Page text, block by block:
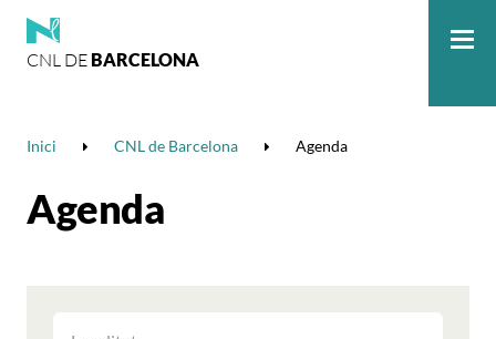
CNL DE BARCELONA
Inici CNL de Barcelona Agenda
Agenda